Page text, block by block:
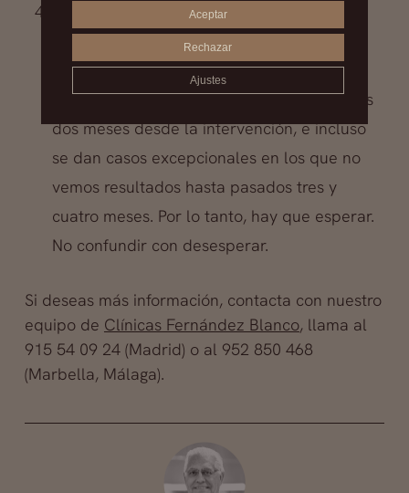
La cuarta. El crecimiento de los folículos
injertados tarda un poco: es raro que se
inicie dentro del primer mes, lo más
frecuente es que se produzca transcurridos
dos meses desde la intervención, e incluso
se dan casos excepcionales en los que no
vemos resultados hasta pasados tres y
cuatro meses. Por lo tanto, hay que esperar.
No confundir con desesperar.
Si deseas más información, contacta con nuestro
equipo de Clínicas Fernández Blanco, llama al
915 54 09 24 (Madrid) o al 952 850 468
(Marbella, Málaga).
Aceptar
Rechazar
Ajustes